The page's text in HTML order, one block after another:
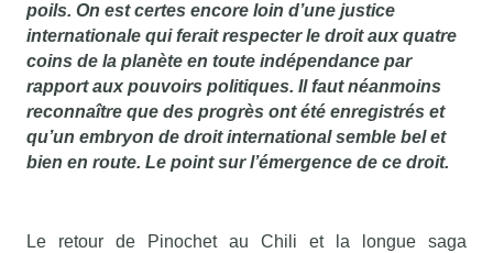
poils. On est certes encore loin d’une justice
internationale qui ferait respecter le droit aux quatre
coins de la planète en toute indépendance par
rapport aux pouvoirs politiques. Il faut néanmoins
reconnaître que des progrès ont été enregistrés et
qu’un embryon de droit international semble bel et
bien en route. Le point sur l’émergence de ce droit.
Le retour de Pinochet au Chili et la longue saga